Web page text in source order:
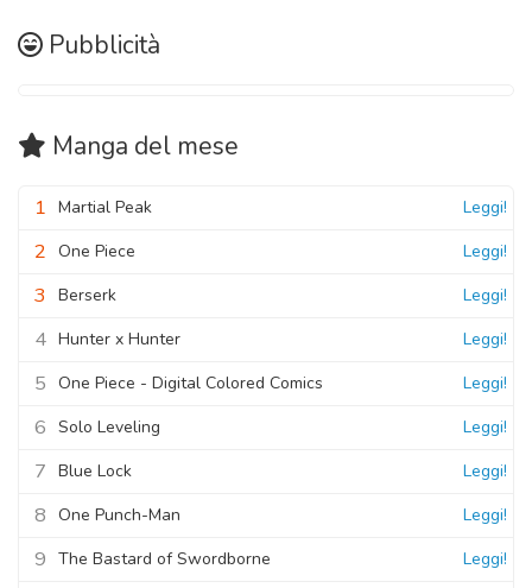
Pubblicità
Manga del mese
1 Martial Peak Leggi!
2 One Piece Leggi!
3 Berserk Leggi!
4 Hunter x Hunter Leggi!
5 One Piece - Digital Colored Comics Leggi!
6 Solo Leveling Leggi!
7 Blue Lock Leggi!
8 One Punch-Man Leggi!
9 The Bastard of Swordborne Leggi!